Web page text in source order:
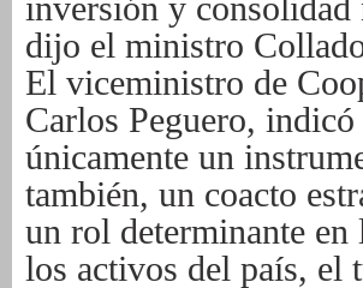
inversión y consolidad
dijo el ministro
El viceministro de
Carlos Peguero,
únicamente un
también, un coacto
un rol determinante
los activos del país, el